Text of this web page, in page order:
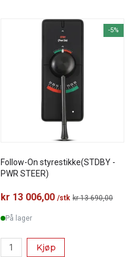
-5%
Follow-On styrestikke(STDBY -
PWR STEER)
kr 13 006,00 /stk kr 13 690,00
På lager
Kjøp